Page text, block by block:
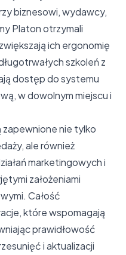
biznesowi, wydawcy,
Platon otrzymali
ich ergonomię
szkoleń z
dostęp do systemu
w dowolnym miejscu i
zapewnione nie tylko
ale również
marketingowych i
założeniami
Całość
które wspomagają
prawidłowość
i aktualizacji